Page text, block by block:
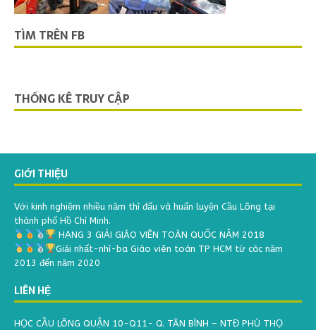
TÌM TRÊN FB
THỐNG KÊ TRUY CẬP
GIỚI THIỆU
Với kinh nghiệm nhiều năm thì đấu và huấn luyện Cầu Lông tại
thành phố Hồ Chí Minh.
HẠNG 3 GIẢI GIÁO VIÊN TOÀN QUỐC NĂM 2018
Giải nhất-nhì-ba Giáo viên toàn TP HCM từ các năm
2013 đến năm 2020
LIÊN HỆ
HỌC CẦU LÔNG QUẬN 10-Q11- Q. TÂN BÌNH – NTĐ PHÚ THỌ